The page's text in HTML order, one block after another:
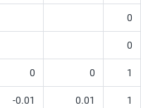
0
0
0 0 1
-0.01 0.01 1